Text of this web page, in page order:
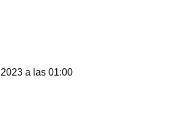
a las 01:00